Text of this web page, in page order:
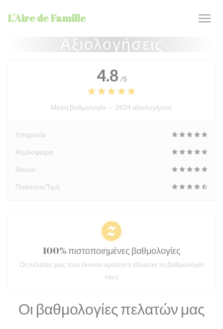
L'Aire de Famille
Αξιολογήσεις
Οι βαθμολογίες πελατών μας
4.8 /5
Μέση βαθμολογία — 2824 αξιολογήσεις
Υπηρεσία
Ατμόσφαιρα
Μενού
Ποιότητα/Τιμή
100% πιστοποιημένες βαθμολογίες
Οι πελάτες μας που έκαναν κράτηση έδωσαν τη βαθμολογία
τους